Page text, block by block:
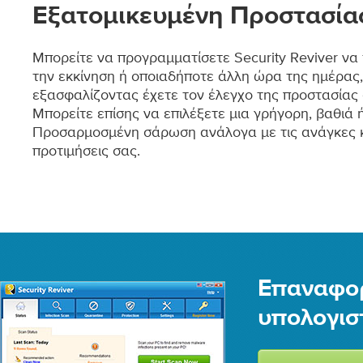
Εξατομικευμένη
Μπορείτε να προγραμματίσετε Security Reviver να
την εκκίνηση ή οποιαδήποτε άλλη ώρα της ημέρας,
εξασφαλίζοντας έχετε τον έλεγχο της προστασίας
Μπορείτε επίσης να επιλέξετε μια γρήγορη, βαθιά
Προσαρμοσμένη σάρωση ανάλογα με τις ανάγκες
προτιμήσεις σας.